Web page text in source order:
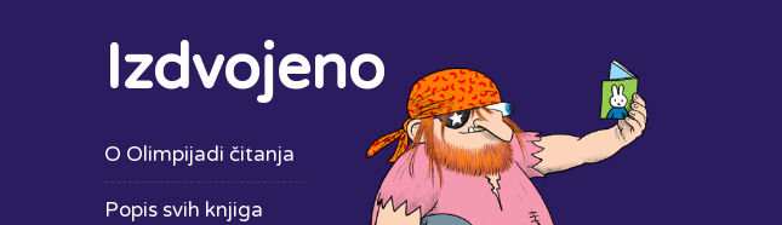
Izdvojeno
O Olimpijadi čitanja
Popis svih knjiga